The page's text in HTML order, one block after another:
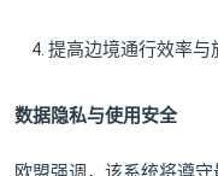
提高边境通行效率与
数据隐私与使用安全